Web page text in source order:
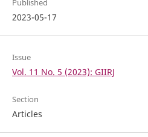
Published
2023-05-17
Issue
Vol. 11 No. 5 (2023): GIIRJ
Section
Articles